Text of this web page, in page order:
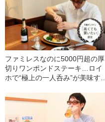
ファミレスなのに5000円超の厚
切りワンポンドステーキ…ロイ
ホで“極上の一人呑み”が美味すぎ